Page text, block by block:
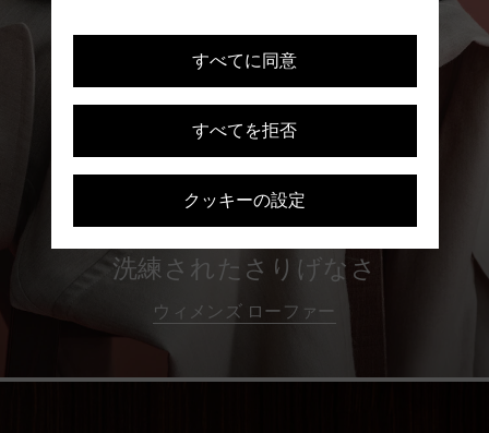
すべてに同意
すべてを拒否
クッキーの設定
洗練されたさりげなさ
ウィメンズ ローファー